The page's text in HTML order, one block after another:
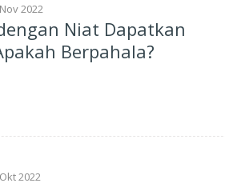
2022
Niat Dapatkan
Berpahala?
2022